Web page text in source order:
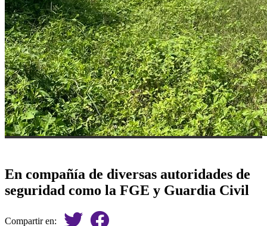
En compañía de diversas autoridades de
seguridad como la FGE y Guardia Civil
Compartir en: